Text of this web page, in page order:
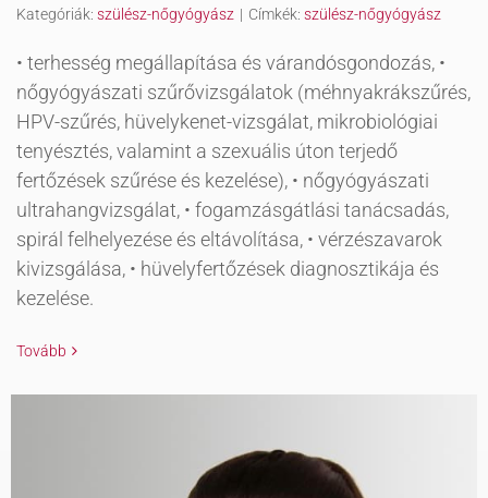
Kategóriák: szülész-nőgyógyász | Címkék: szülész-nőgyógyász
• terhesség megállapítása és várandósgondozás, •
nőgyógyászati szűrővizsgálatok (méhnyakrákszűrés,
HPV-szűrés, hüvelykenet-vizsgálat, mikrobiológiai
tenyésztés, valamint a szexuális úton terjedő
fertőzések szűrése és kezelése), • nőgyógyászati
ultrahangvizsgálat, • fogamzásgátlási tanácsadás,
spirál felhelyezése és eltávolítása, • vérzészavarok
kivizsgálása, • hüvelyfertőzések diagnosztikája és
kezelése.
Tovább